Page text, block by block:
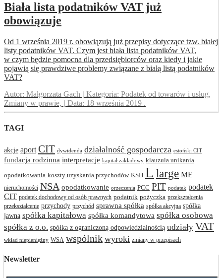
Biała lista podatników VAT już
obowiązuje
Od 1 września 2019 r. obowiązują już przepisy dotyczące tzw. białej
listy podatników VAT. Czym jest biała lista podatników VAT,
w czym będzie pomocna dla przedsiębiorców oraz kiedy i jakie
pojawią się prawdziwe problemy związane z białą listą podatników
VAT?
Autor: Małgorzata Gach | Kategoria: Podatek od towarów i usług,
Zmiany w prawie, | Data: 18 września 2019 .
TAGI
akcje aport CIT dywidenda działalność gospodarcza estoński CIT
fundacja rodzinna interpretacje kapitał zakładowy klauzula unikania
opodatkowania koszty uzyskania przychodów KSH L large MF
nieruchomości NSA opodatkowanie orzeczenia PCC PIT podatek podatek
CIT podatek dochodowy od osób prawnych podatnik pożyczka przekształcenia
przekształcenie przychody przychód sprawna spółka spółka akcyjna spółka
jawna spółka kapitałowa spółka komandytowa spółka osobowa
spółka z o.o. spółka z ograniczoną odpowiedzialnością udziały VAT
wkład niepieniężny WSA wspólnik wyroki zmiany w przepisach
Newsletter